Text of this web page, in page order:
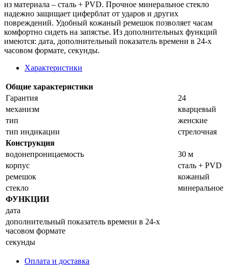
из материала – сталь + PVD. Прочное минеральное стекло
надежно защищает циферблат от ударов и других
повреждений. Удобный кожаный ремешок позволяет часам
комфортно сидеть на запястье. Из дополнительных функций
имеются: дата, дополнительный показатель времени в 24-х
часовом формате, секунды.
Характеристики
Общие характеристики
Гарантия
24
механизм
кварцевый
тип
женские
тип индикации
стрелочная
Конструкция
водонепроницаемость
30 м
корпус
сталь + PVD
ремешок
кожаный
стекло
минеральное
ФУНКЦИИ
дата
дополнительный показатель времени в 24-х
часовом формате
секунды
Оплата и доставка